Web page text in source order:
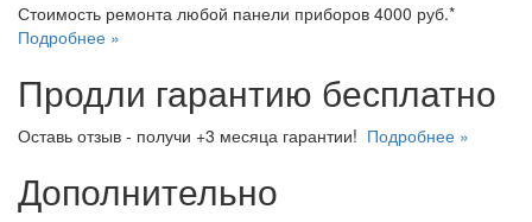
Стоимость ремонта любой панели приборов 4000 руб.*
Подробнее »
Продли гарантию бесплатно
Оставь отзыв - получи +3 месяца гарантии! Подробнее »
Дополнительно